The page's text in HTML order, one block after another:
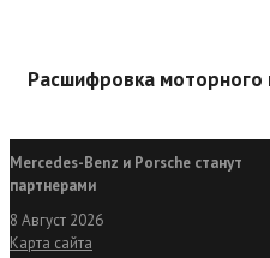
Расшифровка моторного
Mercedes-Benz и Porsche станут
партнерами
8 Август 2026
Карта сайта